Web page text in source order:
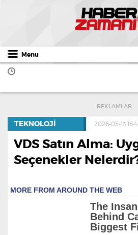
Menu
REKLAMLAR
TEKNOLOJI 2026-05-13
VDS Satın Alma:
Seçenekler